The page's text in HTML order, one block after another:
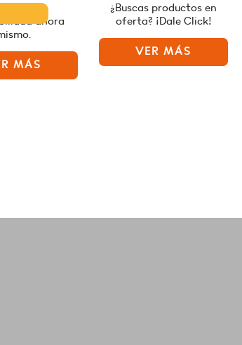
ahora
MÁS
¿Buscas productos en
oferta? ¡Dale Click!
VER MÁS